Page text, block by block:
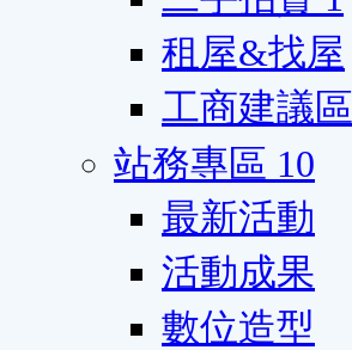
租屋&找屋
工商建議區
站務專區 10
最新活動
活動成果
數位造型